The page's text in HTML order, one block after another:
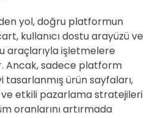
yol, doğru platformun
kullanıcı dostu arayüzü ve
araçlarıyla işletmelere
Ancak, sadece platform
ürün sayfaları,
ve etkili pazarlama stratejileri
oranlarını artırmada